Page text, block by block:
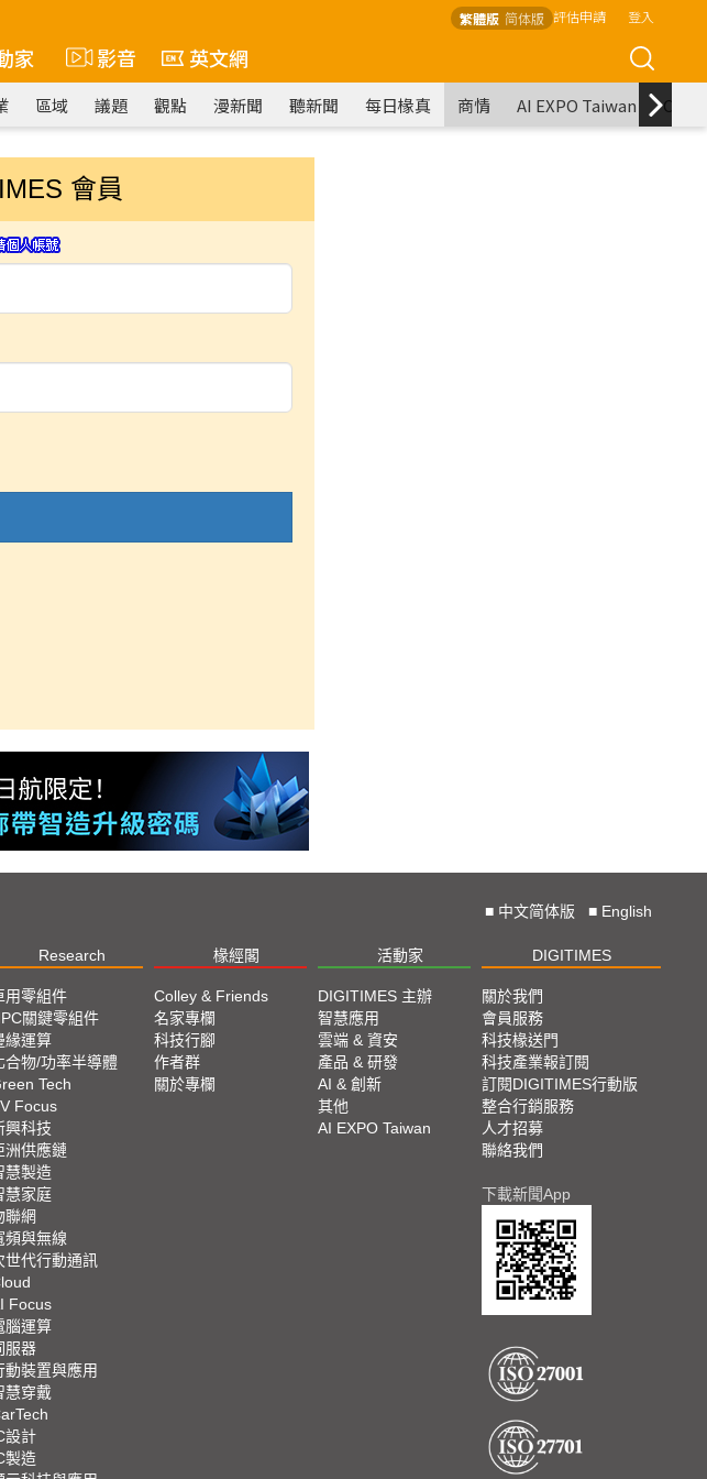
繁體版 简体版 評估申請 登入
家 影音 英文網
區域 議題 觀點 漫新聞 聽新聞 每日椽真 商情 AI EXPO Taiwan
會員
■ 中文简体版 ■ English
Research 椽經閣 活動家 DIGITIMES
用零組件
關鍵零組件
緣運算
合物/功率半導體
Tech
Focus
興科技
洲供應鏈
慧製造
慧家庭
聯網
頻與無線
世代行動通訊
Focus
腦運算
服器
動裝置與應用
慧穿戴
設計
製造
Colley & Friends
名家專欄
科技行腳
作者群
關於專欄
DIGITIMES 主辦
智慧應用
雲端 & 資安
產品 & 研發
AI & 創新
其他
AI EXPO Taiwan
關於我們
會員服務
科技椽送門
科技產業報訂閱
訂閱DIGITIMES行動版
整合行銷服務
人才招募
聯絡我們
下載新聞App